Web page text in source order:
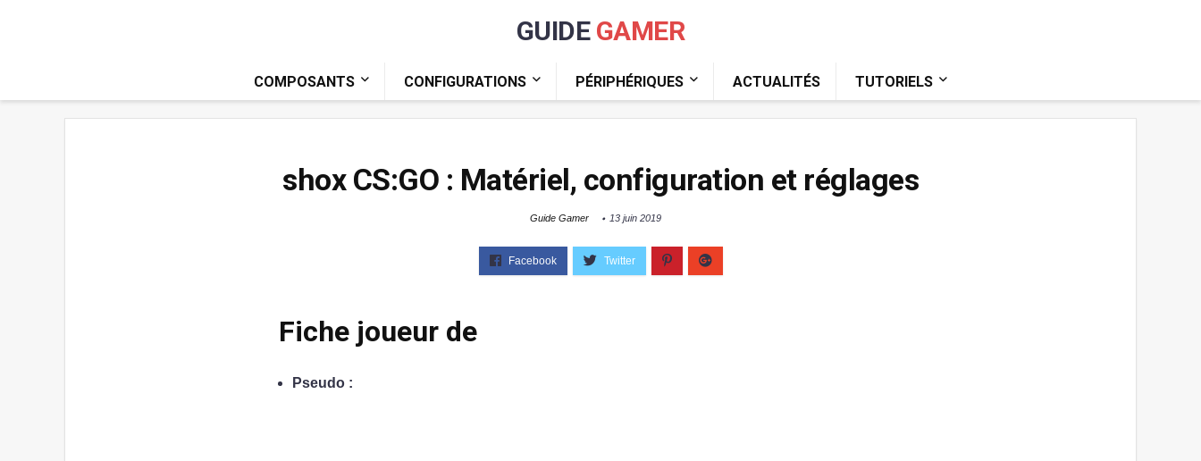
GUIDE GAMER
COMPOSANTS CONFIGURATIONS PÉRIPHÉRIQUES ACTUALITÉS TUTORIELS
shox CS:GO : Matériel, configuration et réglages
Guide Gamer 13 juin 2019
Fiche joueur de
Pseudo :